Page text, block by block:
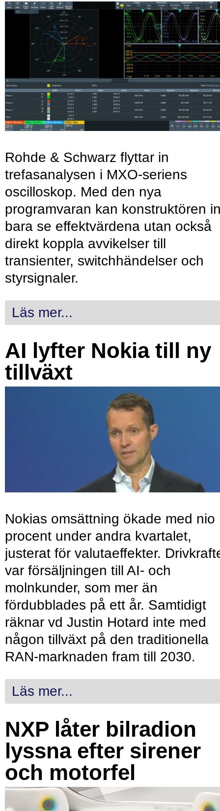
Rohde & Schwarz flyttar in
trefasanalysen i MXO-seriens
oscilloskop. Med den nya
programvaran kan konstruktören
bara se effektvärdena utan också
direkt koppla avvikelser till
transienter, switchhändelser och
styrsignaler.
Läs mer...
AI lyfter Nokia till ny
tillväxt
Nokias omsättning ökade med nio
procent under andra kvartalet,
justerat för valutaeffekter.
var försäljningen till AI- och
molnkunder, som mer än
fördubblades på ett år. Samtidigt
räknar vd Justin Hotard inte med
någon tillväxt på den traditionella
RAN-marknaden fram till 2030.
Läs mer...
NXP låter bilradion
lyssna efter sirener
och motorfel